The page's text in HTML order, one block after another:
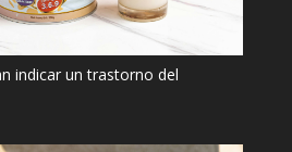
indicar un trastorno del